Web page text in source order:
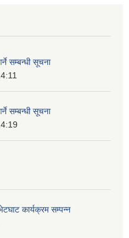
सम्बन्धी सूचना
सम्बन्धी सूचना
कार्यक्रम सम्पन्न